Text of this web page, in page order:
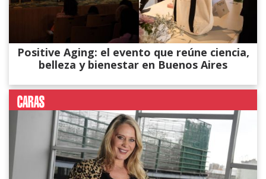
Positive Aging: el evento que reúne ciencia,
belleza y bienestar en Buenos Aires